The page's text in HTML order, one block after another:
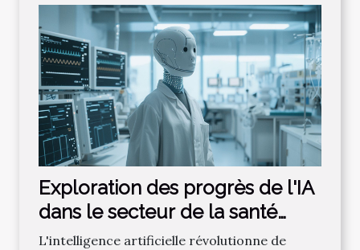
Exploration des progrès de l'IA
dans le secteur de la santé
moderne
L'intelligence artificielle révolutionne de